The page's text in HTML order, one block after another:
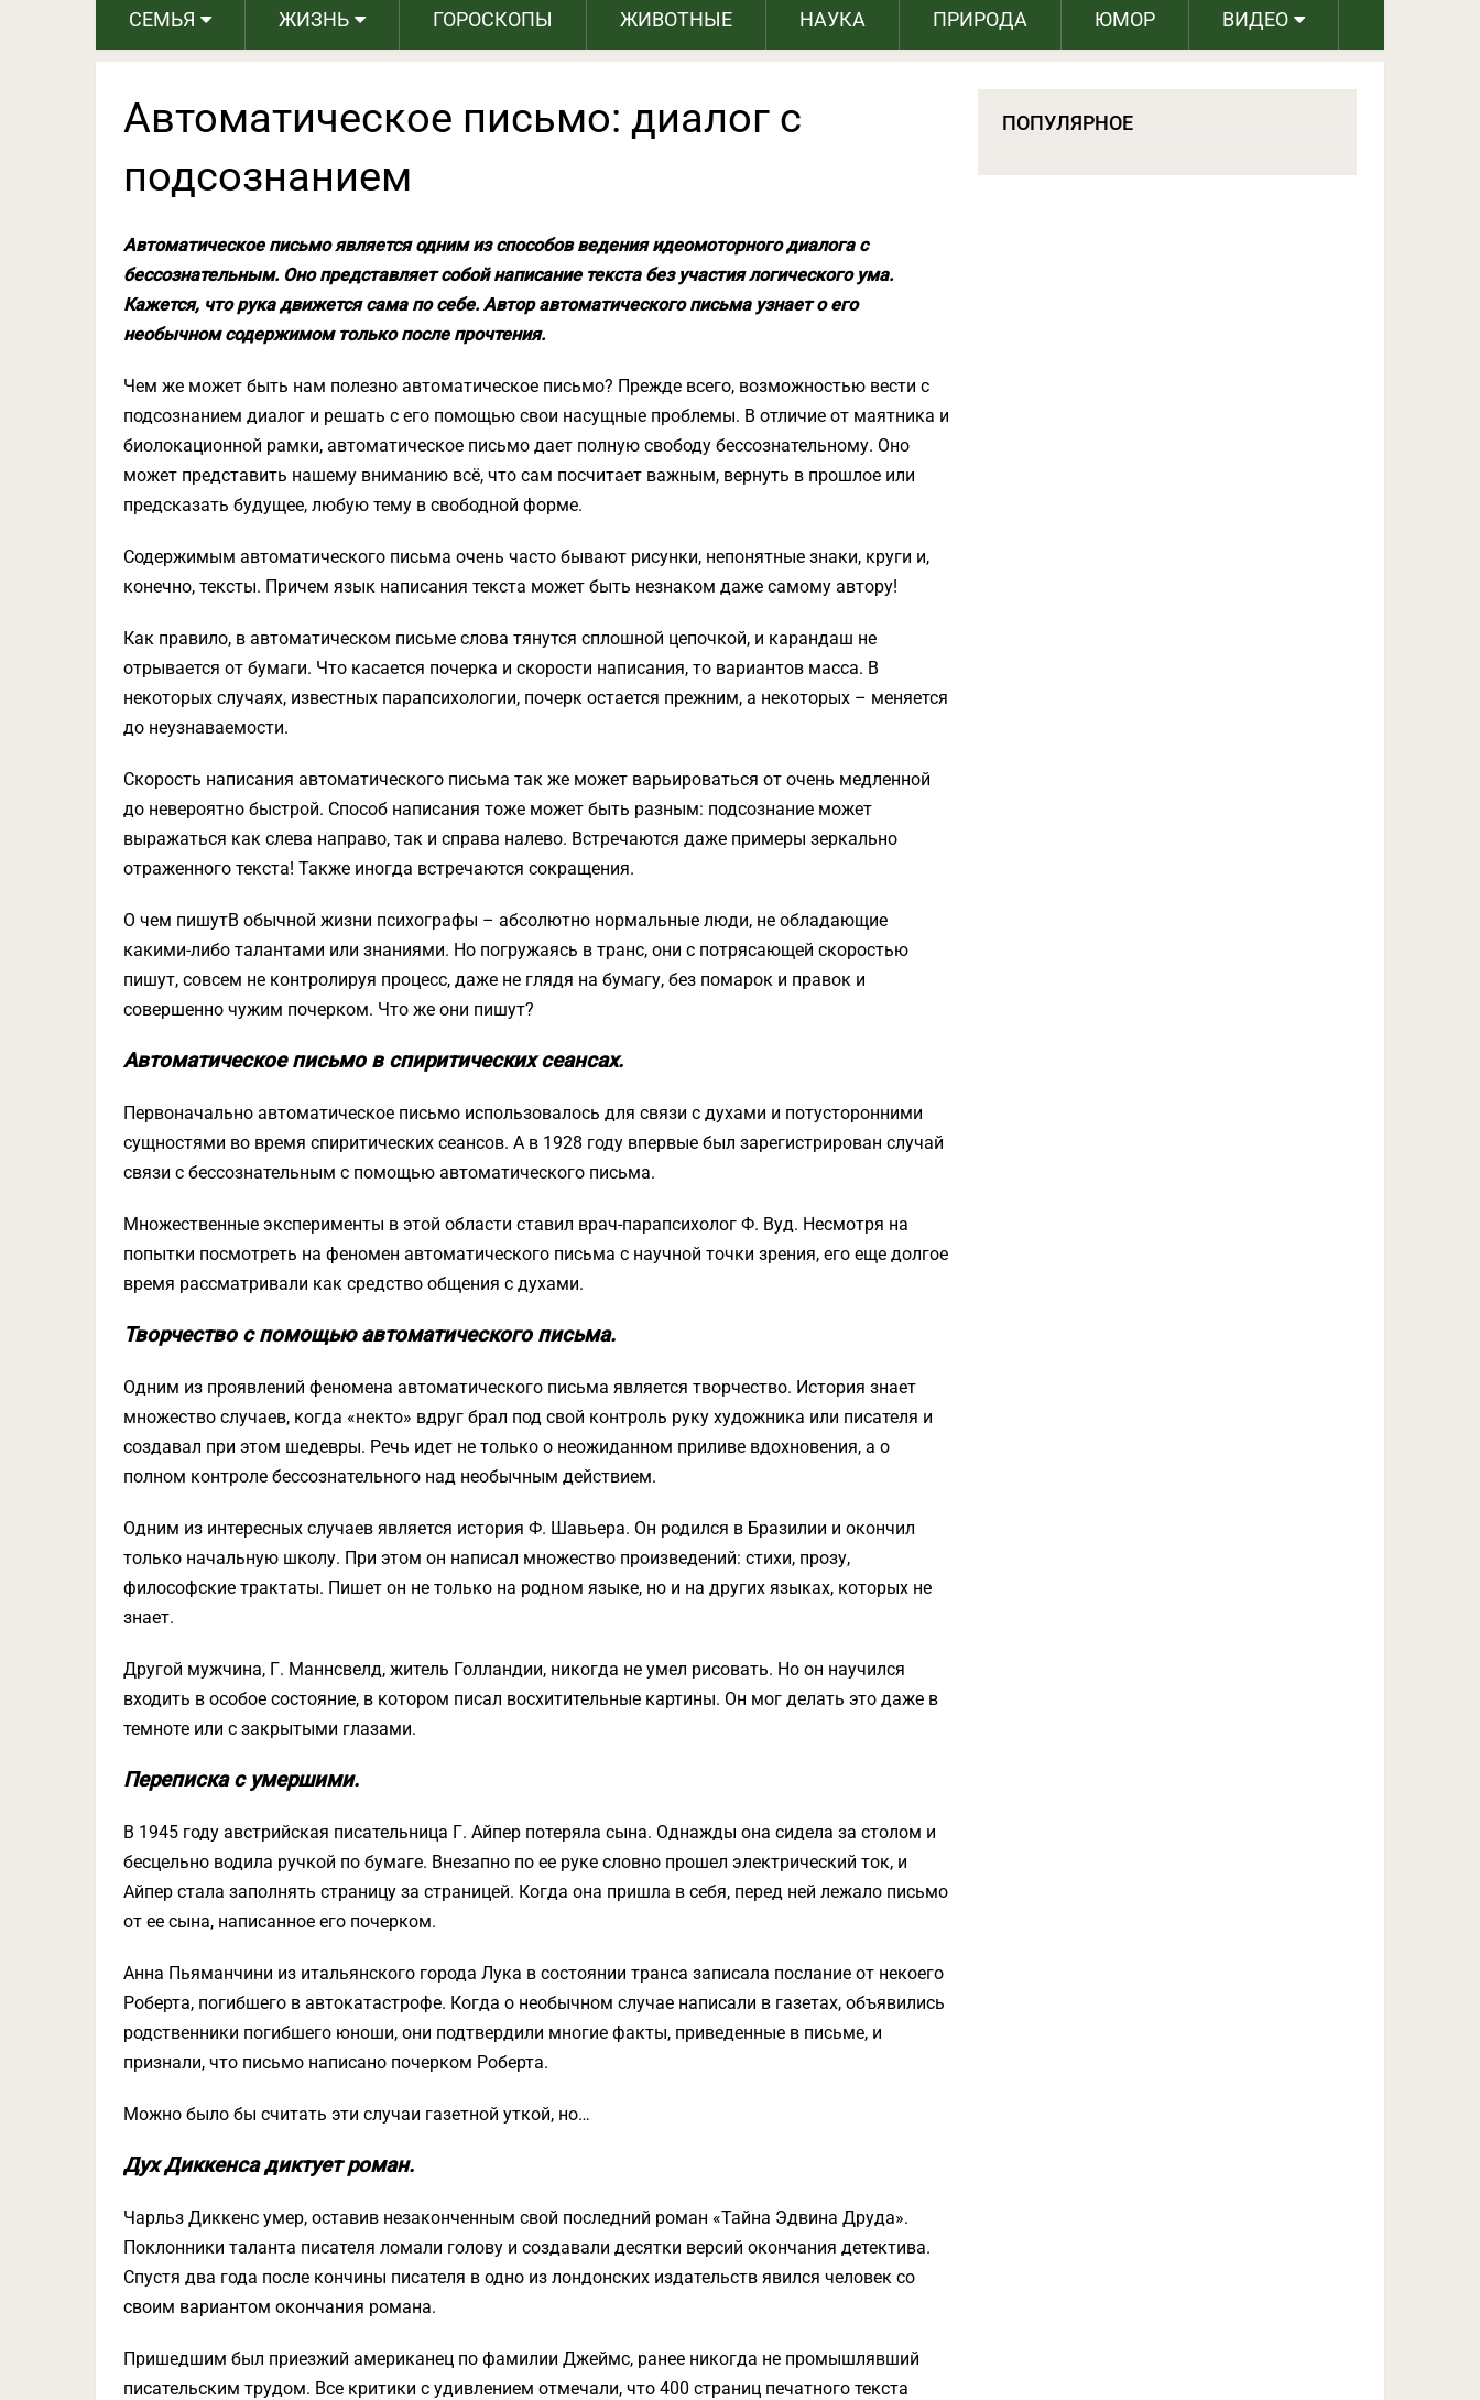
СЕМЬЯ ЖИЗНЬ ГОРОСКОПЫ ЖИВОТНЫЕ НАУКА ПРИРОДА ЮМОР ВИДЕО
Автоматическое письмо: диалог с
подсознанием
Автоматическое письмо является одним из способов ведения идеомоторного диалога с
бессознательным. Оно представляет собой написание текста без участия логического ума.
Кажется, что рука движется сама по себе. Автор автоматического письма узнает о его
необычном содержимом только после прочтения.
Чем же может быть нам полезно автоматическое письмо? Прежде всего, возможностью вести с
подсознанием диалог и решать с его помощью свои насущные проблемы. В отличие от маятника и
биолокационной рамки, автоматическое письмо дает полную свободу бессознательному. Оно
может представить нашему вниманию всё, что сам посчитает важным, вернуть в прошлое или
предсказать будущее, любую тему в свободной форме.
Содержимым автоматического письма очень часто бывают рисунки, непонятные знаки, круги и,
конечно, тексты. Причем язык написания текста может быть незнаком даже самому автору!
Как правило, в автоматическом письме слова тянутся сплошной цепочкой, и карандаш не
отрывается от бумаги. Что касается почерка и скорости написания, то вариантов масса. В
некоторых случаях, известных парапсихологии, почерк остается прежним, а некоторых – меняется
до неузнаваемости.
Скорость написания автоматического письма так же может варьироваться от очень медленной
до невероятно быстрой. Способ написания тоже может быть разным: подсознание может
выражаться как слева направо, так и справа налево. Встречаются даже примеры зеркально
отраженного текста! Также иногда встречаются сокращения.
О чем пишутВ обычной жизни психографы – абсолютно нормальные люди, не обладающие
какими-либо талантами или знаниями. Но погружаясь в транс, они с потрясающей скоростью
пишут, совсем не контролируя процесс, даже не глядя на бумагу, без помарок и правок и
совершенно чужим почерком. Что же они пишут?
Автоматическое письмо в спиритических сеансах.
Первоначально автоматическое письмо использовалось для связи с духами и потусторонними
сущностями во время спиритических сеансов. А в 1928 году впервые был зарегистрирован случай
связи с бессознательным с помощью автоматического письма.
Множественные эксперименты в этой области ставил врач-парапсихолог Ф. Вуд. Несмотря на
попытки посмотреть на феномен автоматического письма с научной точки зрения, его еще долгое
время рассматривали как средство общения с духами.
Творчество с помощью автоматического письма.
Одним из проявлений феномена автоматического письма является творчество. История знает
множество случаев, когда «некто» вдруг брал под свой контроль руку художника или писателя и
создавал при этом шедевры. Речь идет не только о неожиданном приливе вдохновения, а о
полном контроле бессознательного над необычным действием.
Одним из интересных случаев является история Ф. Шавьера. Он родился в Бразилии и окончил
только начальную школу. При этом он написал множество произведений: стихи, прозу,
философские трактаты. Пишет он не только на родном языке, но и на других языках, которых не
знает.
Другой мужчина, Г. Маннсвелд, житель Голландии, никогда не умел рисовать. Но он научился
входить в особое состояние, в котором писал восхитительные картины. Он мог делать это даже в
темноте или с закрытыми глазами.
Переписка с умершими.
В 1945 году австрийская писательница Г. Айпер потеряла сына. Однажды она сидела за столом и
бесцельно водила ручкой по бумаге. Внезапно по ее руке словно прошел электрический ток, и
Айпер стала заполнять страницу за страницей. Когда она пришла в себя, перед ней лежало письмо
от ее сына, написанное его почерком.
Анна Пьяманчини из итальянского города Лука в состоянии транса записала послание от некоего
Роберта, погибшего в автокатастрофе. Когда о необычном случае написали в газетах, объявились
родственники погибшего юноши, они подтвердили многие факты, приведенные в письме, и
признали, что письмо написано почерком Роберта.
Можно было бы считать эти случаи газетной уткой, но…
Дух Диккенса диктует роман.
Чарльз Диккенс умер, оставив незаконченным свой последний роман «Тайна Эдвина Друда».
Поклонники таланта писателя ломали голову и создавали десятки версий окончания детектива.
Спустя два года после кончины писателя в одно из лондонских издательств явился человек со
своим вариантом окончания романа.
Пришедшим был приезжий американец по фамилии Джеймс, ранее никогда не промышлявший
писательским трудом. Все критики с удивлением отмечали, что 400 страниц печатного текста
ПОПУЛЯРНОЕ